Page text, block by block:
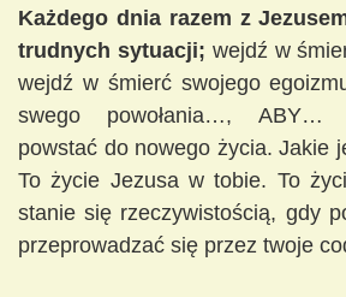
Każdego dnia razem z
trudnych sytuacji; wejdź w
wejdź w śmierć swojego
swego powołania…, ABY…
powstać do nowego życia. Jakie
To życie Jezusa w tobie. To
stanie się rzeczywistością, gdy
przeprowadzać się przez twoje